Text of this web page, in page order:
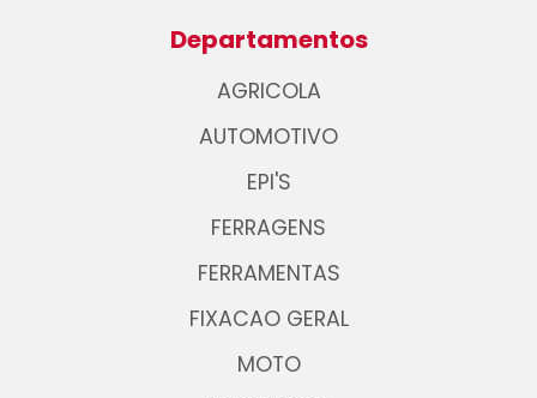
Departamentos
AGRICOLA
AUTOMOTIVO
EPI'S
FERRAGENS
FERRAMENTAS
FIXACAO GERAL
MOTO